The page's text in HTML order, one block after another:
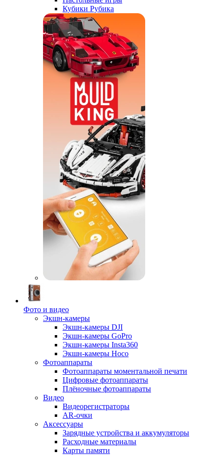
Кубики Рубика
Фото и видео
Экшн-камеры
Экшн-камеры DJI
Экшн-камеры GoPro
Экшн-камеры Insta360
Экшн-камеры Hoco
Фотоаппараты
Фотоаппараты моментальной печати
Цифровые фотоаппараты
Плёночные фотоаппараты
Видео
Видеорегистраторы
AR-очки
Аксессуары
Зарядные устройства и аккумуляторы
Расходные материалы
Карты памяти